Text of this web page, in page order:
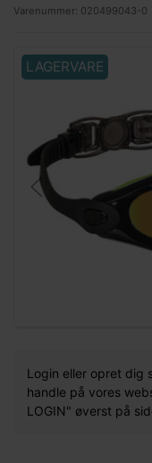
Varenummer: 020499043-0
LAGERVARE
Login eller opret dig
handle på vores
LOGIN" øverst på